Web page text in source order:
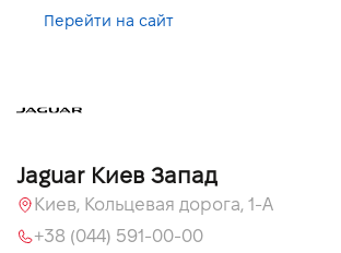
Перейти на сайт
Jaguar Киев Запад
Киев, Кольцевая дорога, 1-А
+38 (044) 591-00-00